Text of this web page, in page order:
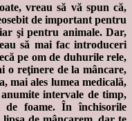
vreau să vă spun că,
de important pentru
şi pentru animale. Dar,
să mai fac introduceri
pe om de duhurile rele,
o reţinere de la mâncare,
mai ales lumea medicală,
intervale de timp,
de foame. În închisorile